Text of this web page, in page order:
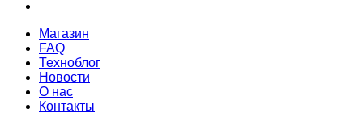
Магазин
FAQ
Техноблог
Новости
О нас
Контакты